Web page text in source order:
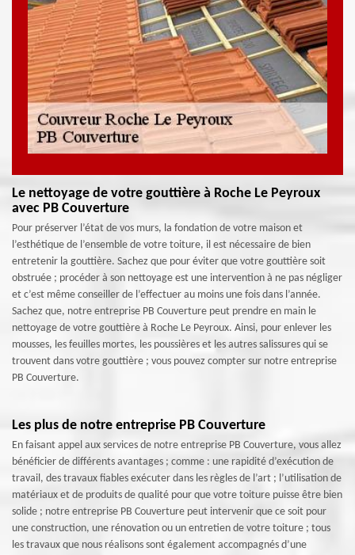
Le nettoyage de votre gouttière à Roche Le Peyroux
avec PB Couverture
Pour préserver l’état de vos murs, la fondation de votre maison et
l’esthétique de l’ensemble de votre toiture, il est nécessaire de bien
entretenir la gouttière. Sachez que pour éviter que votre gouttière soit
obstruée ; procéder à son nettoyage est une intervention à ne pas négliger
et c’est même conseiller de l’effectuer au moins une fois dans l’année.
Sachez que, notre entreprise PB Couverture peut prendre en main le
nettoyage de votre gouttière à Roche Le Peyroux. Ainsi, pour enlever les
mousses, les feuilles mortes, les poussières et les autres salissures qui se
trouvent dans votre gouttière ; vous pouvez compter sur notre entreprise
PB Couverture.
Les plus de notre entreprise PB Couverture
En faisant appel aux services de notre entreprise PB Couverture, vous allez
bénéficier de différents avantages ; comme : une rapidité d’exécution de
travail, des travaux fiables exécuter dans les règles de l’art ; l’utilisation de
matériaux et de produits de qualité pour que votre toiture puisse être bien
solide ; notre entreprise PB Couverture peut intervenir que ce soit pour
une construction, une rénovation ou un entretien de votre toiture ; tous
les travaux que nous réalisons sont également accompagnés d’une